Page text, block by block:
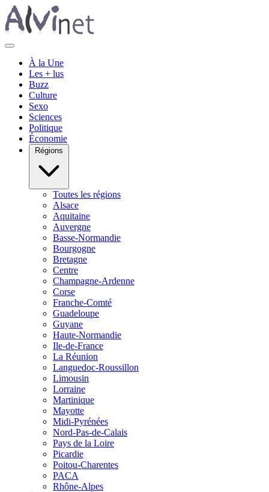
À la Une
Les + lus
Buzz
Culture
Sexo
Sciences
Politique
Économie
Régions
Toutes les régions
Alsace
Aquitaine
Auvergne
Basse-Normandie
Bourgogne
Bretagne
Centre
Champagne-Ardenne
Corse
Franche-Comté
Guadeloupe
Guyane
Haute-Normandie
Ile-de-France
La Réunion
Languedoc-Roussillon
Limousin
Lorraine
Martinique
Mayotte
Midi-Pyrénées
Nord-Pas-de-Calais
Pays de la Loire
Picardie
Poitou-Charentes
PACA
Rhône-Alpes